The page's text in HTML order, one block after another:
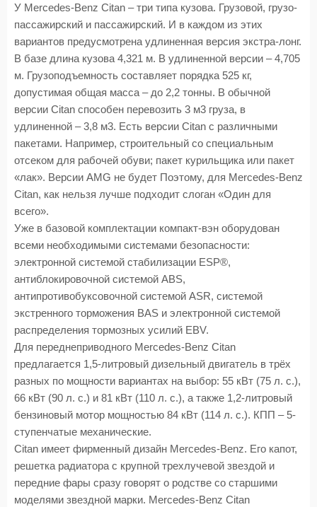
У Mercedes-Benz Citan – три типа кузова. Грузовой, грузо-
пассажирский и пассажирский. И в каждом из этих
вариантов предусмотрена удлиненная версия экстра-лонг.
В базе длина кузова 4,321 м. В удлиненной версии – 4,705
м. Грузоподъемность составляет порядка 525 кг,
допустимая общая масса – до 2,2 тонны. В обычной
версии Citan способен перевозить 3 м3 груза, в
удлиненной – 3,8 м3. Есть версии Citan с различными
пакетами. Например, строительный со специальным
отсеком для рабочей обуви; пакет курильщика или пакет
«лак». Версии AMG не будет Поэтому, для Mercedes-Benz
Citan, как нельзя лучше подходит слоган «Один для
всего».
Уже в базовой комплектации компакт-вэн оборудован
всеми необходимыми системами безопасности:
электронной системой стабилизации ESP®,
антиблокировочной системой ABS,
антипротивобуксовочной системой ASR, системой
экстренного торможения BAS и электронной системой
распределения тормозных усилий EBV.
Для переднеприводного Mercedes-Benz Citan
предлагается 1,5-литровый дизельный двигатель в трёх
разных по мощности вариантах на выбор: 55 кВт (75 л. с.),
66 кВт (90 л. с.) и 81 кВт (110 л. с.), а также 1,2-литровый
бензиновый мотор мощностью 84 кВт (114 л. с.). КПП – 5-
ступенчатые механические.
Citan имеет фирменный дизайн Mercedes-Benz. Его капот,
решетка радиатора с крупной трехлучевой звездой и
передние фары сразу говорят о родстве со старшими
моделями звездной марки. Mercedes-Benz Citan